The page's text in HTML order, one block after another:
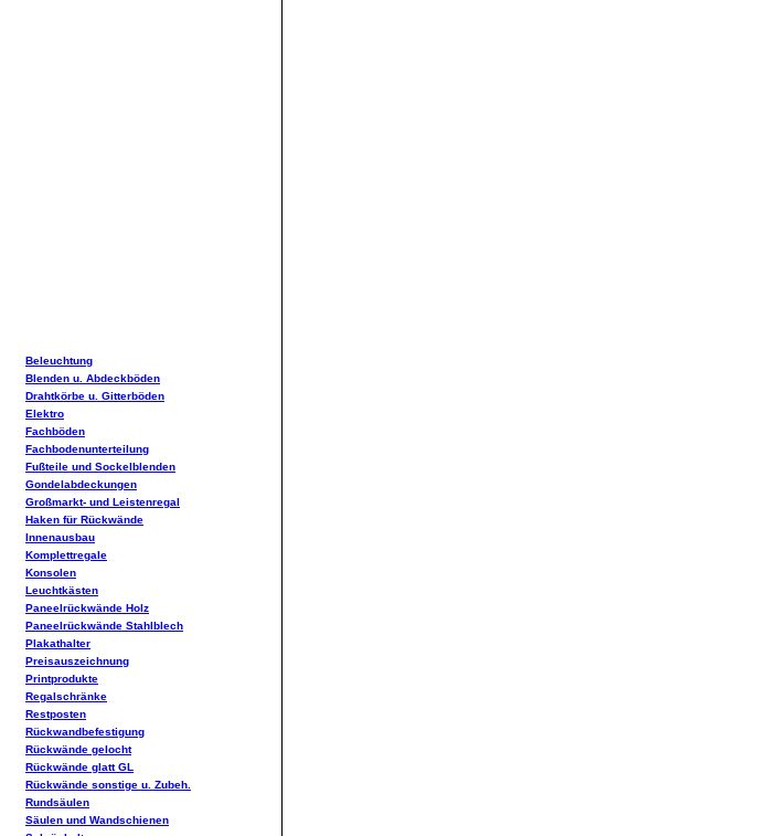
Beleuchtung
Blenden u. Abdeckböden
Drahtkörbe u. Gitterböden
Elektro
Fachböden
Fachbodenunterteilung
Fußteile und Sockelblenden
Gondelabdeckungen
Großmarkt- und Leistenregal
Haken für Rückwände
Innenausbau
Komplettregale
Konsolen
Leuchtkästen
Paneelrückwände Holz
Paneelrückwände Stahlblech
Plakathalter
Preisauszeichnung
Printprodukte
Regalschränke
Restposten
Rückwandbefestigung
Rückwände gelocht
Rückwände glatt GL
Rückwände sonstige u. Zubeh.
Rundsäulen
Säulen und Wandschienen